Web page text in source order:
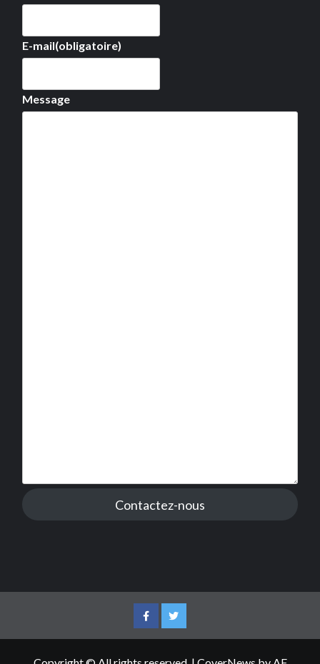
E-mail(obligatoire)
Message
Contactez-nous
FacebookTwitter